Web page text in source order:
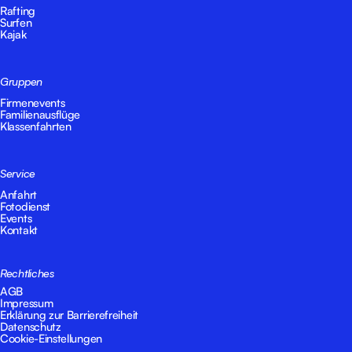
Rafting
Surfen
Kajak
Gruppen
Firmenevents
Familienausflüge
Klassenfahrten
Service
Anfahrt
Fotodienst
Events
Kontakt
Rechtliches
AGB
Impressum
Erklärung zur Barrierefreiheit
Datenschutz
Cookie-Einstellungen